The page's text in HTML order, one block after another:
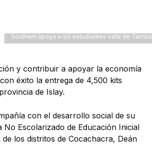
Southern apoya a los estudiantes valle de Tambo
y contribuir a apoyar la economía
éxito la entrega de 4,500 kits
de Islay.
con el desarrollo social de su
Escolarizado de Educación Inicial
los distritos de Cocachacra, Deán